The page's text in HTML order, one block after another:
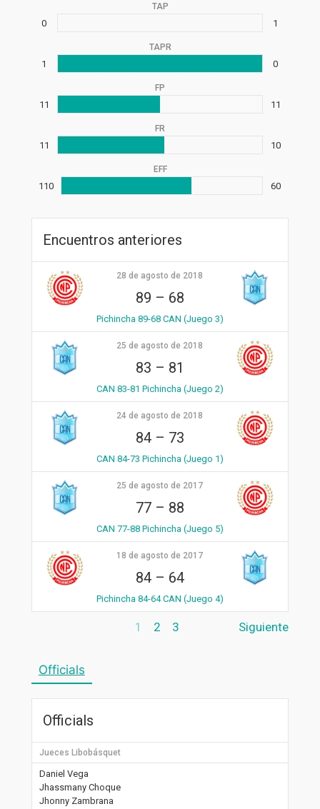
TAP
0 1
TAPR
1 0
FP
11 11
FR
11 10
EFF
110 60
Encuentros anteriores
28 de agosto de 2018
89 – 68
Pichincha 89-68 CAN (Juego 3)
25 de agosto de 2018
83 – 81
CAN 83-81 Pichincha (Juego 2)
24 de agosto de 2018
84– 73
CAN 84-73 Pichincha (Juego 1)
25 de agosto de 2017
77– 88
CAN 77-88 Pichincha (Juego 5)
18 de agosto de 2017
84– 64
Pichincha 84-64 CAN (Juego 4)
1 2 3 Siguiente
Officials
Officials
Jueces Libobásquet
Daniel Vega
Jhassmany Choque
Jhonny Zambrana